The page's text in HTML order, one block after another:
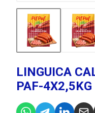
LINGUICA
PAF-4X2,5KG